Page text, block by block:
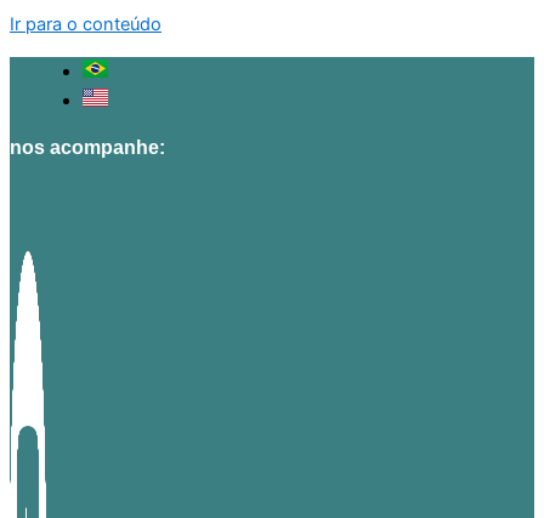
Ir para o conteúdo
nos acompanhe: